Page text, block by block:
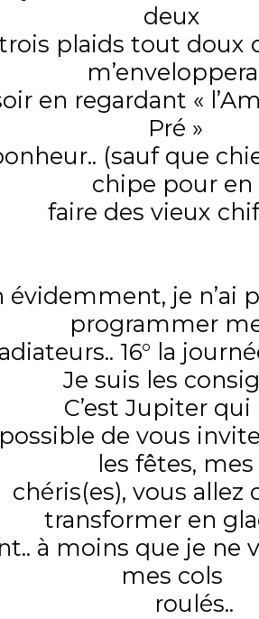
deux
plaids tout doux
en regardant «
Pré »
(sauf que
chipe pour en
faire des vieux
évidemment, je n’ai
programmer
16° la
Je suis les
C’est Jupiter qui
de vous
les fêtes, mes
vous allez
transformer en
à moins que je ne
mes cols
roulés..